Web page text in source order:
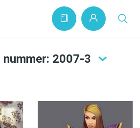
2007-3